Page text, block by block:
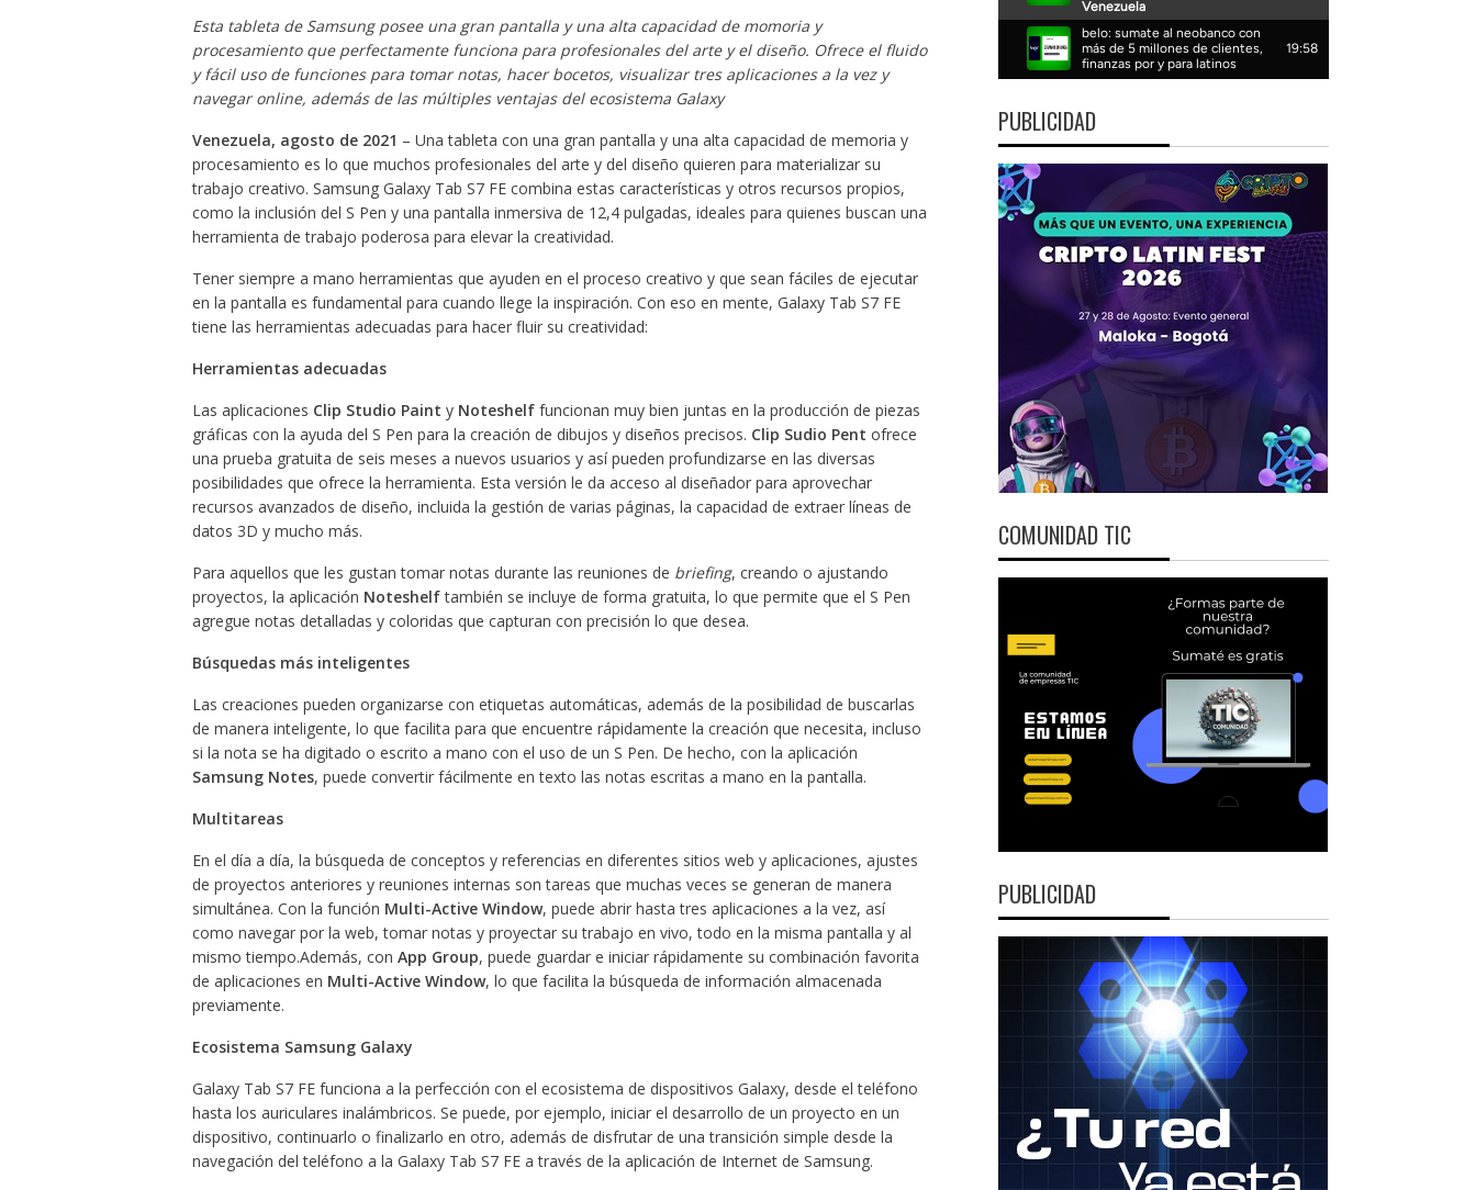
Esta tableta de Samsung posee una gran pantalla y una alta capacidad de momoria y
procesamiento que perfectamente funciona para profesionales del arte y el diseño. Ofrece el fluido
y fácil uso de funciones para tomar notas, hacer bocetos, visualizar tres aplicaciones a la vez y
navegar online, además de las múltiples ventajas del ecosistema Galaxy
Venezuela, agosto de 2021 – Una tableta con una gran pantalla y una alta capacidad de memoria y
procesamiento es lo que muchos profesionales del arte y del diseño quieren para materializar su
trabajo creativo. Samsung Galaxy Tab S7 FE combina estas características y otros recursos propios,
como la inclusión del S Pen y una pantalla inmersiva de 12,4 pulgadas, ideales para quienes buscan una
herramienta de trabajo poderosa para elevar la creatividad.
Tener siempre a mano herramientas que ayuden en el proceso creativo y que sean fáciles de ejecutar
en la pantalla es fundamental para cuando llege la inspiración. Con eso en mente, Galaxy Tab S7 FE
tiene las herramientas adecuadas para hacer fluir su creatividad:
Herramientas adecuadas
Las aplicaciones Clip Studio Paint y Noteshelffuncionan muy bien juntas en la producción de piezas
gráficas con la ayuda del S Pen para la creación de dibujos y diseños precisos. Clip Sudio Pent ofrece
una prueba gratuita de seis meses a nuevos usuarios y así pueden profundizarse en las diversas
posibilidades que ofrece la herramienta. Esta versión le da acceso al diseñador para aprovechar
recursos avanzados de diseño, incluida la gestión de varias páginas, la capacidad de extraer líneas de
datos 3D y mucho más.
Para aquellos que les gustan tomar notas durante las reuniones de briefing, creando o ajustando
proyectos, la aplicación Noteshelftambién se incluye de forma gratuita, lo que permite que el S Pen
agregue notas detalladas y coloridas que capturan con precisión lo que desea.
Búsquedas más inteligentes
Las creaciones pueden organizarse con etiquetas automáticas, además de la posibilidad de buscarlas
de manera inteligente, lo que facilita para que encuentre rápidamente la creación que necesita, incluso
si la nota se ha digitado o escrito a mano con el uso de un S Pen. De hecho, con la aplicación
Samsung Notes, puede convertir fácilmente en texto las notas escritas a mano en la pantalla.
Multitareas
En el día a día, la búsqueda de conceptos y referencias en diferentes sitios web y aplicaciones, ajustes
de proyectos anteriores y reuniones internas son tareas que muchas veces se generan de manera
simultánea. Con la función Multi-Active Window, puede abrir hasta tres aplicaciones a la vez, así
como navegar por la web, tomar notas y proyectar su trabajo en vivo, todo en la misma pantalla y al
mismo tiempo.Además, con App Group, puede guardar e iniciar rápidamente su combinación favorita
de aplicaciones en Multi-Active Window, lo que facilita la búsqueda de información almacenada
previamente.
Ecosistema Samsung Galaxy
Galaxy Tab S7 FE funciona a la perfección con el ecosistema de dispositivos Galaxy, desde el teléfono
hasta los auriculares inalámbricos. Se puede, por ejemplo, iniciar el desarrollo de un proyecto en un
dispositivo, continuarlo o finalizarlo en otro, además de disfrutar de una transición simple desde la
navegación del teléfono a la Galaxy Tab S7 FE a través de la aplicación de Internet de Samsung.
PUBLICIDAD
COMUNIDAD TIC
PUBLICIDAD